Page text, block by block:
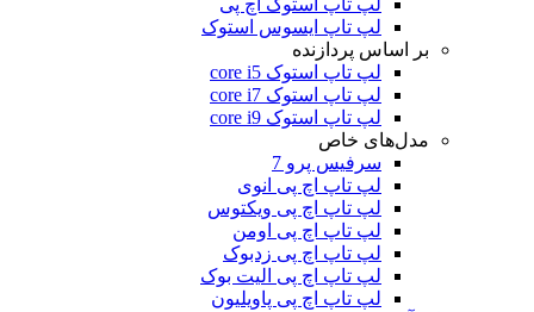
لپ تاپ ایسوس استوک
بر اساس پردازنده
لپ تاپ استوک core i5
لپ تاپ استوک core i7
لپ تاپ استوک core i9
مدل‌های خاص
سرفیس پرو 7
لپ تاپ اچ پی انوی
لپ تاپ اچ پی ویکتوس
لپ تاپ اچ پی اومن
لپ تاپ اچ پی زدبوک
لپ تاپ اچ پی الیت بوک
لپ تاپ اچ پی پاویلیون